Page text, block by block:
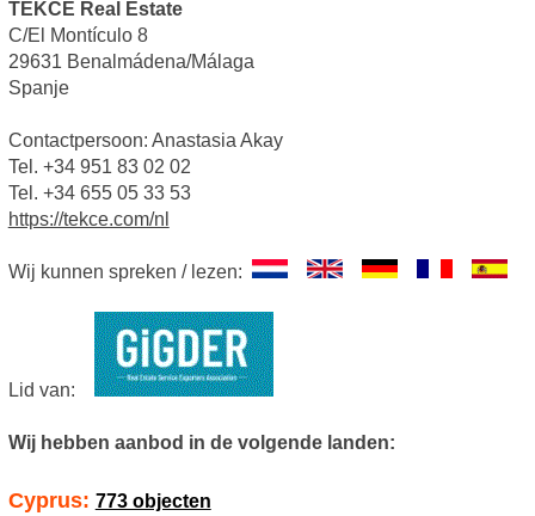
TEKCE Real Estate
C/El Montículo 8
29631 Benalmádena/Málaga
Spanje
Contactpersoon: Anastasia Akay
Tel. +34 951 83 02 02
Tel. +34 655 05 33 53
https://tekce.com/nl
Wij kunnen spreken / lezen:
Lid van:
Wij hebben aanbod in de volgende landen:
Cyprus: 773 objecten